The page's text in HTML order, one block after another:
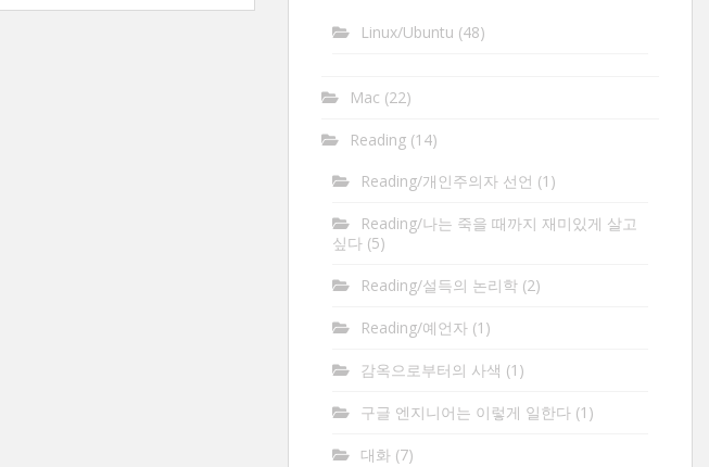
Linux/Ubuntu (48)
Mac (22)
Reading(14)
Reading/개인주의자 선언 (1)
Reading/나는 죽을 때까지 재미있게 살고
싶다(5)
Reading/설득의 논리학(2)
Reading/예언자(1)
감옥으로부터의 사색 (1)
구글 엔지니어는 이렇게 일한다(1)
대화(7)